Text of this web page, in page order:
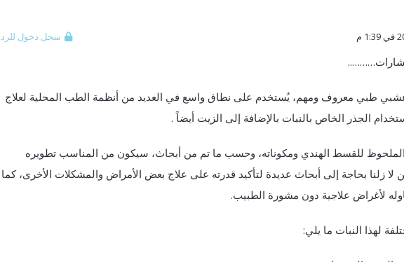
سجل دخول للرد
طبي معروف ومهم، يُستخدم على نطاق واسع في العديد من أنظمة الطب المحلية لعلاج
الجذر الخاص بالنبات بالإضافة إلى الزيت أيضاً .
الملحوظ للقسط الهندي ومكوناته، وحسب ما تم من أبحاث، سيكون من المناسب تطويره
لا زلنا بحاجة إلى أبحاث عديدة لتأكيد قدرته على علاج بعض الأمراض والمشكلات الأخرى، كما
لأغراض علاجية دون مشورة الطبيب.
لهذا النبات ما يلي: